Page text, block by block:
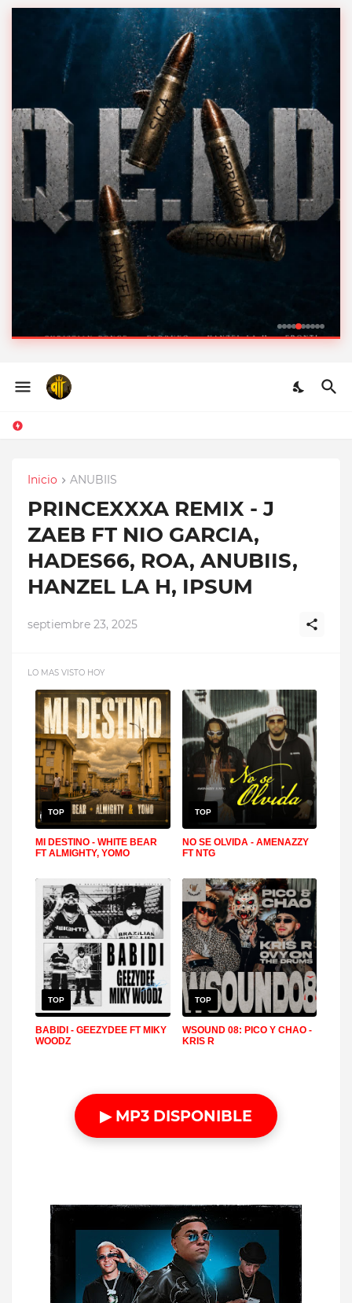
PONCE FT FARRUKO,
HANZEL LA H, FRONTI
Inicio ANUBIIS
PRINCEXXXA REMIX - J
ZAEB FT NIO GARCIA,
HADES66, ROA, ANUBIIS,
HANZEL LA H, IPSUM
septiembre 23, 2025
LO MAS VISTO HOY
TOP
MI DESTINO - WHITE BEAR
FT ALMIGHTY, YOMO
TOP
NO SE OLVIDA - AMENAZZY
FT NTG
TOP
BABIDI - GEEZYDEE FT MIKY
WOODZ
TOP
WSOUND 08: PICO Y CHAO -
KRIS R
▶ MP3 DISPONIBLE